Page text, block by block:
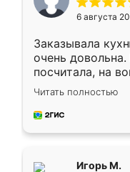
6 августа
Заказывала
очень
посчитала, на
Замерщик
делу со всей
за день, ребята
Читать полностью
Игорь М.